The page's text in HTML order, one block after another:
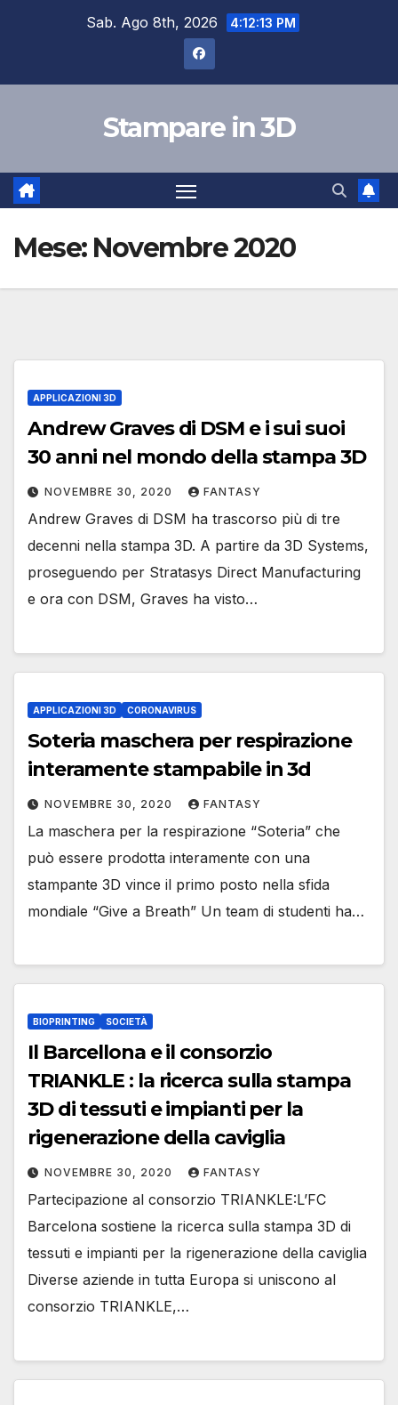
Sab. Ago 8th, 2026 4:12:14 PM
Stampare in 3D
Mese: Novembre 2020
APPLICAZIONI 3D
Andrew Graves di DSM e i sui suoi
30 anni nel mondo della stampa 3D
NOVEMBRE 30, 2020 FANTASY
Andrew Graves di DSM ha trascorso più di tre
decenni nella stampa 3D. A partire da 3D Systems,
proseguendo per Stratasys Direct Manufacturing
e ora con DSM, Graves ha visto…
APPLICAZIONI 3D CORONAVIRUS
Soteria maschera per respirazione
interamente stampabile in 3d
NOVEMBRE 30, 2020 FANTASY
La maschera per la respirazione “Soteria” che
può essere prodotta interamente con una
stampante 3D vince il primo posto nella sfida
mondiale “Give a Breath” Un team di studenti ha…
BIOPRINTING SOCIETÀ
Il Barcellona e il consorzio
TRIANKLE : la ricerca sulla stampa
3D di tessuti e impianti per la
rigenerazione della caviglia
NOVEMBRE 30, 2020 FANTASY
Partecipazione al consorzio TRIANKLE:L’FC
Barcelona sostiene la ricerca sulla stampa 3D di
tessuti e impianti per la rigenerazione della caviglia
Diverse aziende in tutta Europa si uniscono al
consorzio TRIANKLE,…